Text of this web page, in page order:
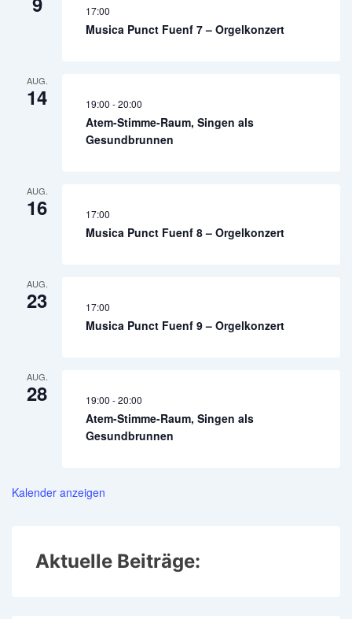
17:00
Musica Punct Fuenf 7 – Orgelkonzert
AUG.
14 19:00 -20:00
Atem-Stimme-Raum, Singen als
Gesundbrunnen
AUG.
16 17:00
Musica Punct Fuenf 8 – Orgelkonzert
AUG.
23 17:00
Musica Punct Fuenf 9 – Orgelkonzert
AUG.
28 19:00 -20:00
Atem-Stimme-Raum, Singen als
Gesundbrunnen
Kalender anzeigen
Aktuelle Beiträge: